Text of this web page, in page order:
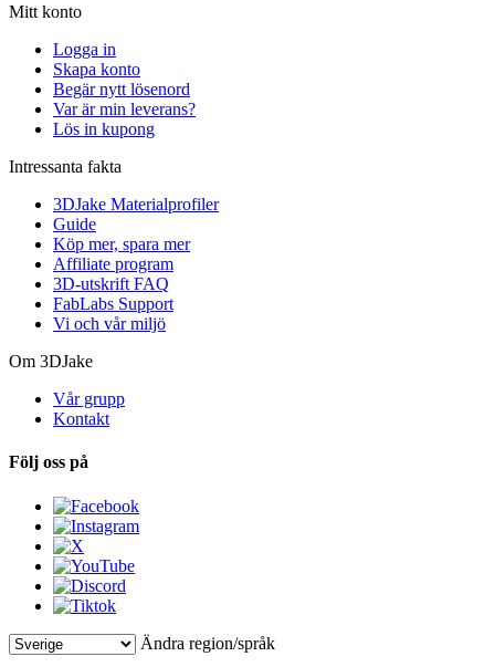
Mitt konto
Logga in
Skapa konto
Begär nytt lösenord
Var är min leverans?
Lös in kupong
Intressanta fakta
3DJake Materialprofiler
Guide
Köp mer, spara mer
Affiliate program
3D-utskrift FAQ
FabLabs Support
Vi och vår miljö
Om 3DJake
Vår grupp
Kontakt
Följ oss på
Ändra region/språk